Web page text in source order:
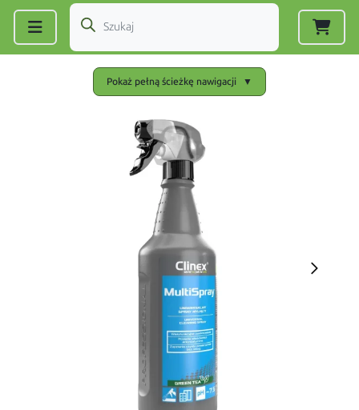
Pokaż pełną ścieżkę nawigacji ▼